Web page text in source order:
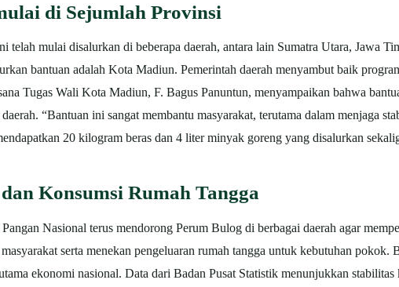
di Sejumlah Provinsi
telah mulai disalurkan di beberapa daerah, antara lain Sumatra Utara, Jawa
bantuan adalah Kota Madiun. Pemerintah daerah menyambut baik
Tugas Wali Kota Madiun, F. Bagus Panuntun, menyampaikan bahwa
“Bantuan ini sangat membantu masyarakat, terutama dalam menjaga
20 kilogram beras dan 4 liter minyak goreng yang disalurkan
Konsumsi Rumah Tangga
Nasional terus mendorong Perum Bulog di berbagai daerah agar
serta menekan pengeluaran rumah tangga untuk kebutuhan pokok.
ekonomi nasional. Data dari Badan Pusat Statistik menunjukkan